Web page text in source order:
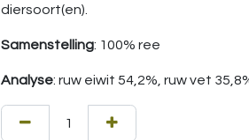
diersoort(en).
Samenstelling: 100% ree
Analyse: ruw eiwit 54,2%, ruw vet